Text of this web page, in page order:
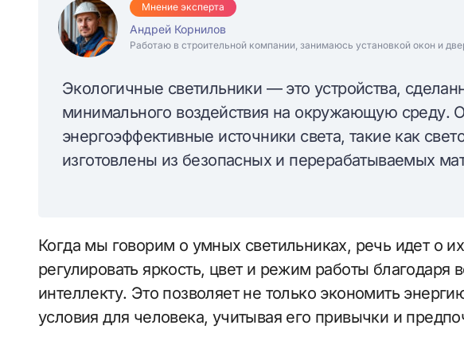
Мнение эксперта
Андрей Корнилов
Работаю в строительной компании, занимаюсь установкой окон и
Экологичные светильники — это устройства,
минимального воздействия на окружающую среду.
энергоэффективные источники света, такие как
изготовлены из безопасных и перерабатываемых
Когда мы говорим о умных светильниках, речь идет о
регулировать яркость, цвет и режим работы благодаря
интеллекту. Это позволяет не только экономить
условия для человека, учитывая его привычки и